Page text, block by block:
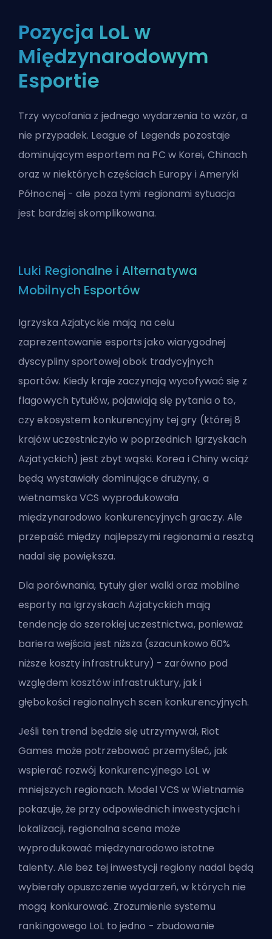
Pozycja LoL w
Międzynarodowym
Esportie
Trzy wycofania z jednego wydarzenia to wzór, a
nie przypadek. League of Legends pozostaje
dominującym esportem na PC w Korei, Chinach
oraz w niektórych częściach Europy i Ameryki
Północnej - ale poza tymi regionami sytuacja
jest bardziej skomplikowana.
Luki Regionalne i Alternatywa
Mobilnych Esportów
Igrzyska Azjatyckie mają na celu
zaprezentowanie esports jako wiarygodnej
dyscypliny sportowej obok tradycyjnych
sportów. Kiedy kraje zaczynają wycofywać się z
flagowych tytułów, pojawiają się pytania o to,
czy ekosystem konkurencyjny tej gry (której 8
krajów uczestniczyło w poprzednich Igrzyskach
Azjatyckich) jest zbyt wąski. Korea i Chiny wciąż
będą wystawiały dominujące drużyny, a
wietnamska VCS wyprodukowała
międzynarodowo konkurencyjnych graczy. Ale
przepaść między najlepszymi regionami a resztą
nadal się powiększa.
Dla porównania, tytuły gier walki oraz mobilne
esporty na Igrzyskach Azjatyckich mają
tendencję do szerokiej uczestnictwa, ponieważ
bariera wejścia jest niższa (szacunkowo 60%
niższe koszty infrastruktury) - zarówno pod
względem kosztów infrastruktury, jak i
głębokości regionalnych scen konkurencyjnych.
Jeśli ten trend będzie się utrzymywał, Riot
Games może potrzebować przemyśleć, jak
wspierać rozwój konkurencyjnego LoL w
mniejszych regionach. Model VCS w Wietnamie
pokazuje, że przy odpowiednich inwestycjach i
lokalizacji, regionalna scena może
wyprodukować międzynarodowo istotne
talenty. Ale bez tej inwestycji regiony nadal będą
wybierały opuszczenie wydarzeń, w których nie
mogą konkurować. Zrozumienie systemu
rankingowego LoL to jedno - zbudowanie